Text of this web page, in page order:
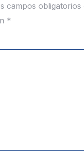
campos obligatorios
*